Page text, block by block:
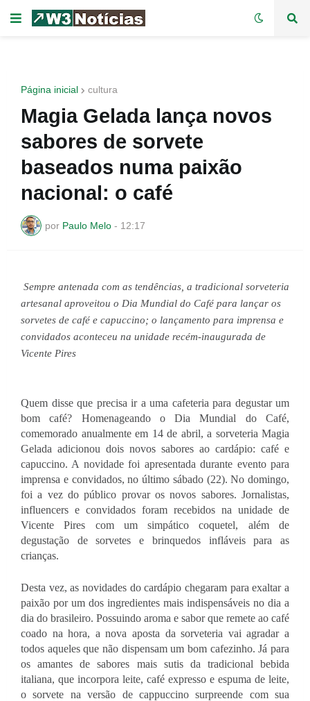
Página inicial cultura
Magia Gelada lança novos
sabores de sorvete
baseados numa paixão
nacional: o café
por Paulo Melo - 12:17
Sempre antenada com as tendências, a tradicional sorveteria
artesanal aproveitou o Dia Mundial do Café para lançar os
sorvetes de café e capuccino; o lançamento para imprensa e
convidados aconteceu na unidade recém-inaugurada de
Vicente Pires
Quem disse que precisa ir a uma cafeteria para degustar um
bom café? Homenageando o Dia Mundial do Café,
comemorado anualmente em 14 de abril, a sorveteria Magia
Gelada adicionou dois novos sabores ao cardápio: café e
capuccino. A novidade foi apresentada durante evento para
imprensa e convidados, no último sábado (22). No domingo,
foi a vez do público provar os novos sabores. Jornalistas,
influencers e convidados foram recebidos na unidade de
Vicente Pires com um simpático coquetel, além de
degustação de sorvetes e brinquedos infláveis para as
crianças.
Desta vez, as novidades do cardápio chegaram para exaltar a
paixão por um dos ingredientes mais indispensáveis no dia a
dia do brasileiro. Possuindo aroma e sabor que remete ao café
coado na hora, a nova aposta da sorveteria vai agradar a
todos aqueles que não dispensam um bom cafezinho. Já para
os amantes de sabores mais sutis da tradicional bebida
italiana, que incorpora leite, café expresso e espuma de leite,
o sorvete na versão de cappuccino surpreende com sua